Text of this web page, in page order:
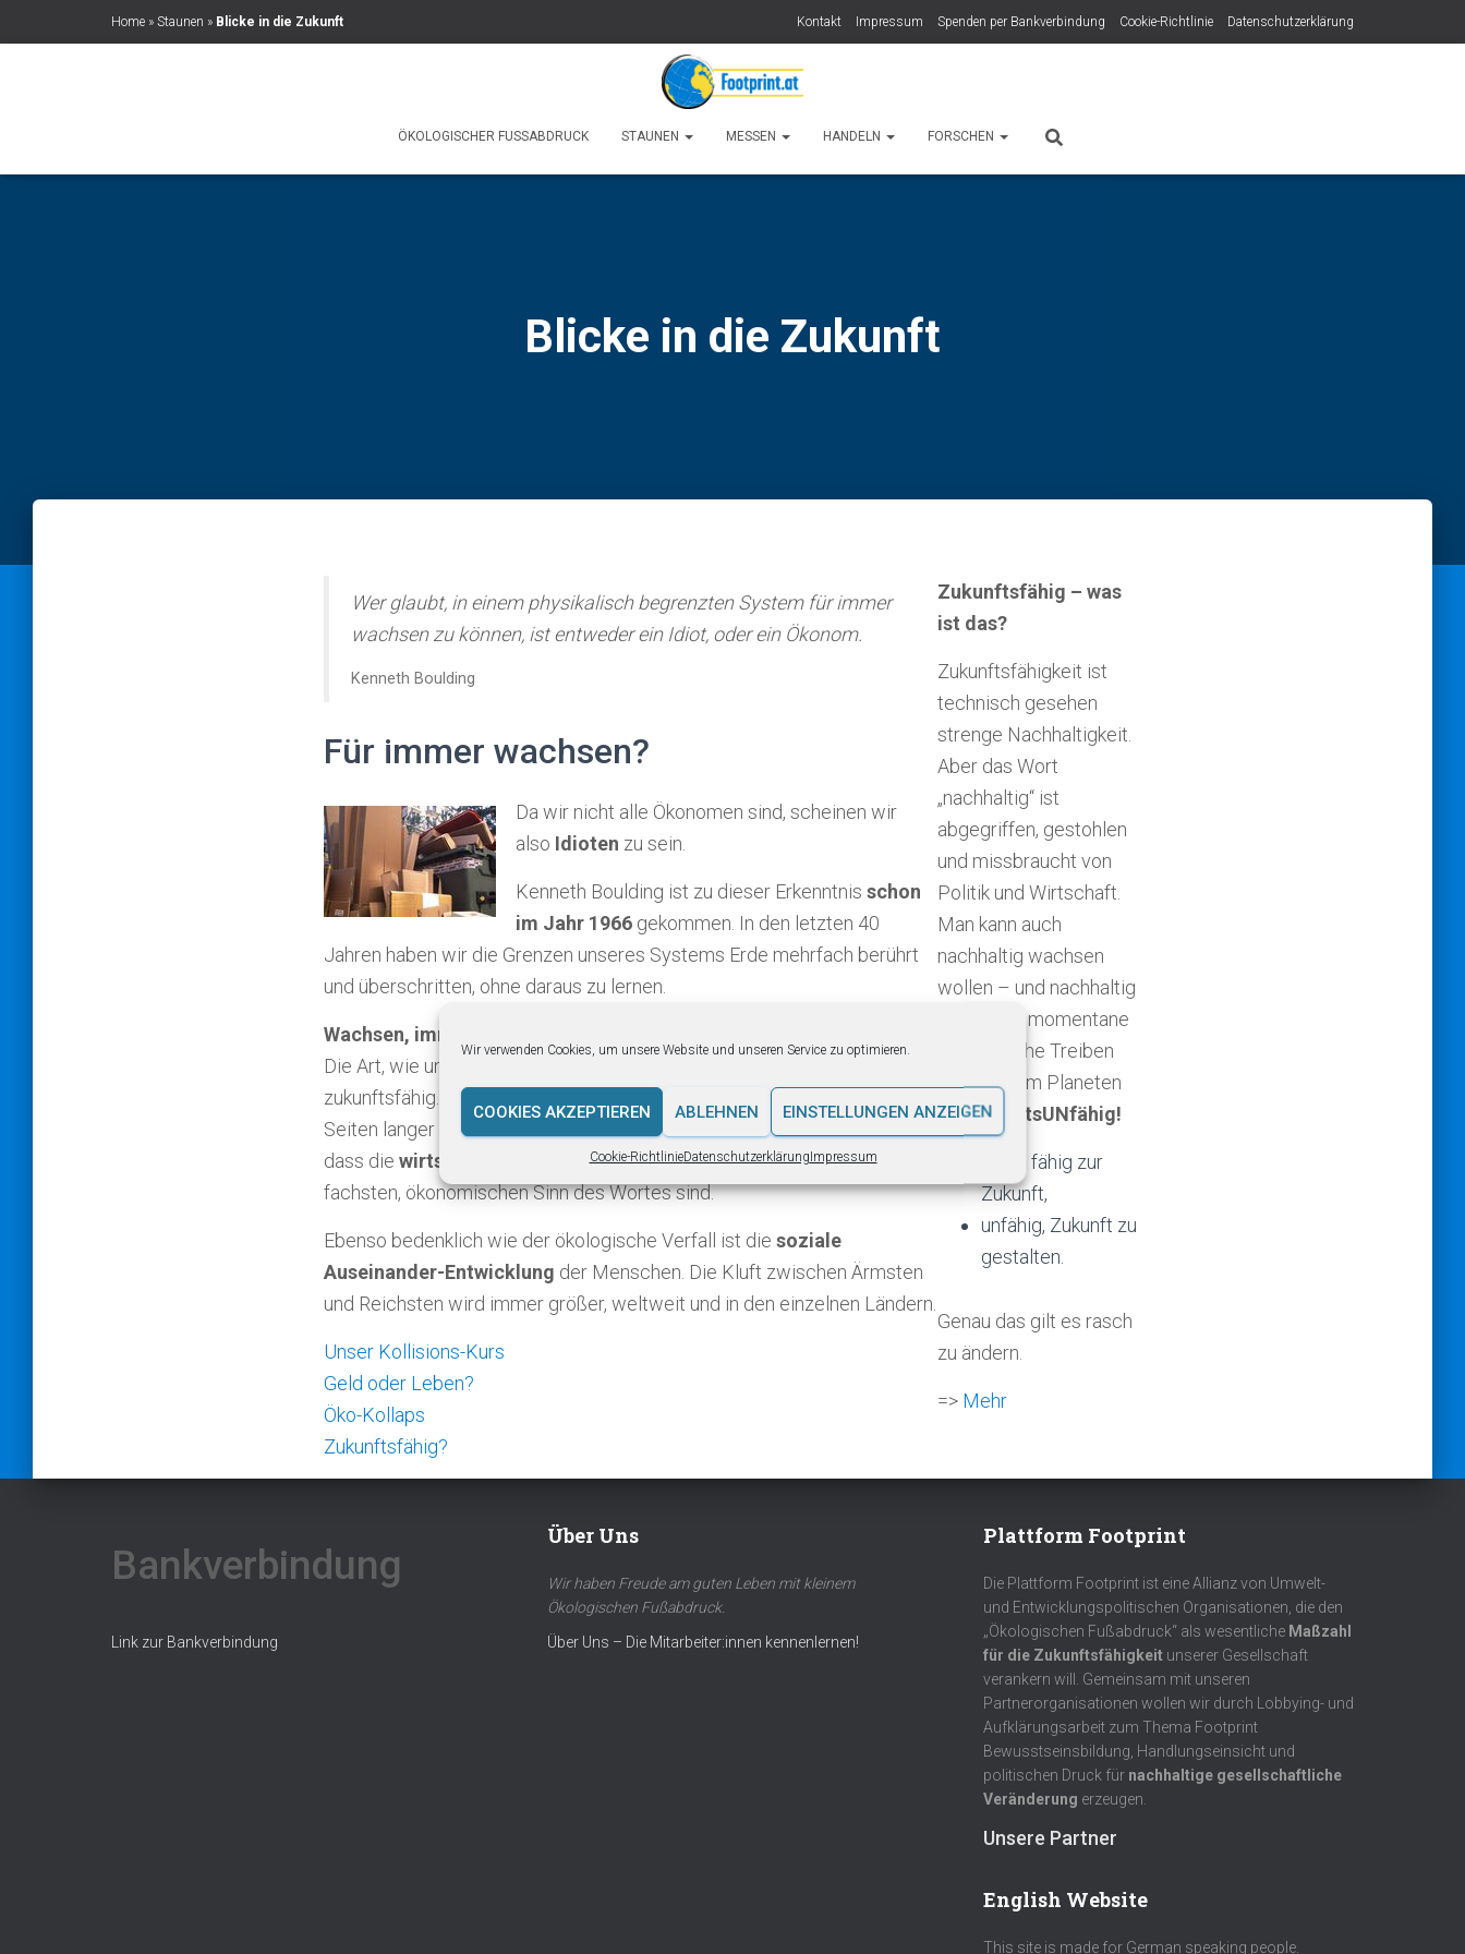
Wir verwenden Cookies, um unsere Website und unseren Service zu optimieren.
COOKIES AKZEPTIEREN ABLEHNEN EINSTELLUNGEN ANZEIGEN
Cookie-RichtlinieDatenschutzerklärungImpressum
Home » Staunen » Blicke in die Zukunft Kontakt Impressum Spenden per Bankverbindung Cookie-Richtlinie Datenschutzerklärung
ÖKOLOGISCHER FUSSABDRUCK STAUNEN MESSEN HANDELN FORSCHEN
Blicke in die Zukunft
Wer glaubt, in einem physikalisch begrenzten Sys­tem für immer
wachsen zu können, ist entweder ein Idiot, oder ein Ökonom.
Kenneth Boulding
Für immer wachsen?
Da wir nicht alle Öko­nomen sind, scheinen wir
also Idioten zu sein.
Kenneth Boulding ist zu dieser Erkenntnis schon
im Jahr 1966 gekommen. In den letzten 40
Jahren haben wir die Grenzen unseres Sys­tems Erde mehrfach berührt
und über­schritten, ohne daraus zu lernen.
Wachsen, immer mehr, weiter, höher….
Die Art, wie unsere Gesellschaften wirtschaften ist auf keinen Fall
zukunftsfähig. Das
Millenium Ecosystem Assessment, ein viele tausend
Seiten langer Bericht von hunderten Wissen­schaf­tern an die UNO zeigt,
dass die wirtschaftlichen Aktivitätennichteinmalnachhaltigim ein­
fach­sten, ökonomischen Sinn des Wortes sind.
Ebenso bedenklich wie der ökologische Verfall ist die soziale
Auseinander-Entwicklung der Menschen. Die Kluft zwischen Ärmsten
und Reichsten wird immer größer, weltweit und in den einzelnen Ländern.
Unser Kollisions-Kurs
Geld oder Leben?
Öko-Kollaps
Zukunftsfähig?
Zukunftsfähig – was
ist das?
Zukunftsfähigkeit ist
technisch gesehen
strenge Nachhaltigkeit.
Aber das Wort
„nachhaltig“ ist
abgegriffen, gestohlen
und missbraucht von
Politik und Wirtschaft.
Man kann auch
nachhaltig wachsen
wollen – und nachhaltig
lügen. Das momentane
menschliche Treiben
auf unserem Planeten
istzukunftsUNfähig!
Nicht fähig zur
Zukunft,
unfähig, Zukunft zu
gestalten.
Genau das gilt es rasch
zu ändern.
=> Mehr
Bankverbindung
Link zur Bankverbindung
Über Uns
Wir haben Freude am guten Leben mit kleinem
Ökologischen Fußabdruck.
Über Uns – Die Mitarbeiter:innen kennenlernen!
Plattform Footprint
Die Plattform Footprint ist eine Allianz von Umwelt-
und Entwicklungspolitischen Organisationen, die den
„Ökologischen Fußabdruck“ als wesentliche Maßzahl
für die Zukunftsfähigkeit unserer Gesellschaft
verankern will. Gemeinsam mit unseren
Partnerorganisationen wollen wir durch Lobbying- und
Aufklärungsarbeit zum Thema Footprint
Bewusstseinsbildung, Handlungseinsicht und
politischen Druck für nachhaltige gesellschaftliche
Veränderung erzeugen.
Unsere Partner
English Website
This site is made for German speaking people.